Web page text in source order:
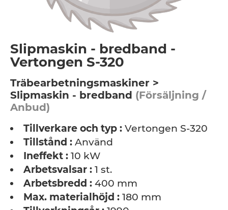
Slipmaskin - bredband -
Vertongen S-320
Träbearbetningsmaskiner >
Slipmaskin - bredband (Försäljning /
Anbud)
Tillverkare och typ : Vertongen S-320
Tillstånd : Använd
Ineffekt : 10 kW
Arbetsvalsar : 1 st.
Arbetsbredd : 400 mm
Max. materialhöjd : 180 mm